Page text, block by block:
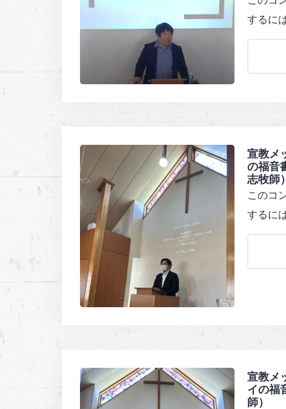
するに
宣教メ
の福音
志牧師）
このコ
するに
宣教メ
イの福
師）